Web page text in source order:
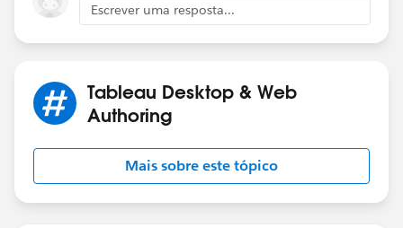
Deepak
Escrever uma resposta...
Tableau Desktop & Web
Authoring
Mais sobre este tópico